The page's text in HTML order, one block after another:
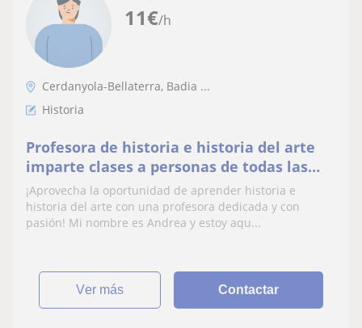
11€/h
Cerdanyola-Bellaterra, Badia ...
Historia
Profesora de historia e historia del arte
imparte clases a personas de todas las
edades
¡Aprovecha la oportunidad de aprender historia e
historia del arte con una profesora dedicada y con
pasión! Mi nombre es Andrea y estoy aqu...
ver más Contactar